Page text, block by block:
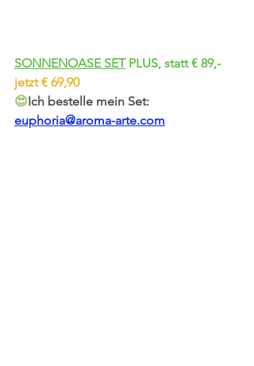
SONNENOASE SET PLUS, statt € 89,-
jetzt € 69,90
😍Ich bestelle mein Set:
euphoria@aroma-arte.com